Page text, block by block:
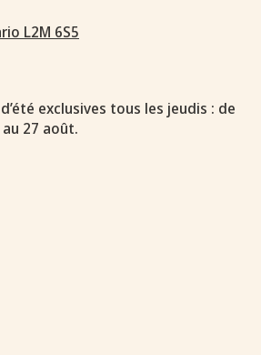
L2M 6S5
exclusives tous les jeudis : de
27 août.